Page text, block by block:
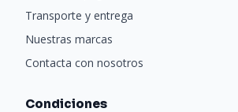
Transporte y entrega
Nuestras marcas
Contacta con nosotros
Condiciones